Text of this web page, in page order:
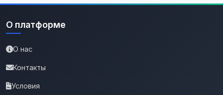
О платформе
О нас
Контакты
Условия